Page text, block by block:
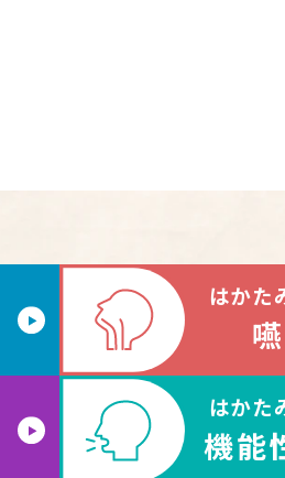
はかた
はかた
機能